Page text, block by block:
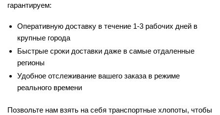
гарантируем:
Оперативную доставку в течение 1-3 рабочих дней в
крупные города
Быстрые сроки доставки даже в самые отдаленные
регионы
Удобное отслеживание вашего заказа в режиме
реального времени
Позвольте нам взять на себя транспортные хлопоты, чтобы